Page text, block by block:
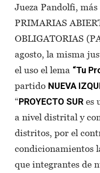
Jueza Pandolfi,
PRIMARIAS
OBLIGATORIAS
agosto, la misma
el uso el lema “Tu
partido NUEVA
“PROYECTO SUR es
a nivel distrital y
distritos, por el
condicionamientos
que integrantes de